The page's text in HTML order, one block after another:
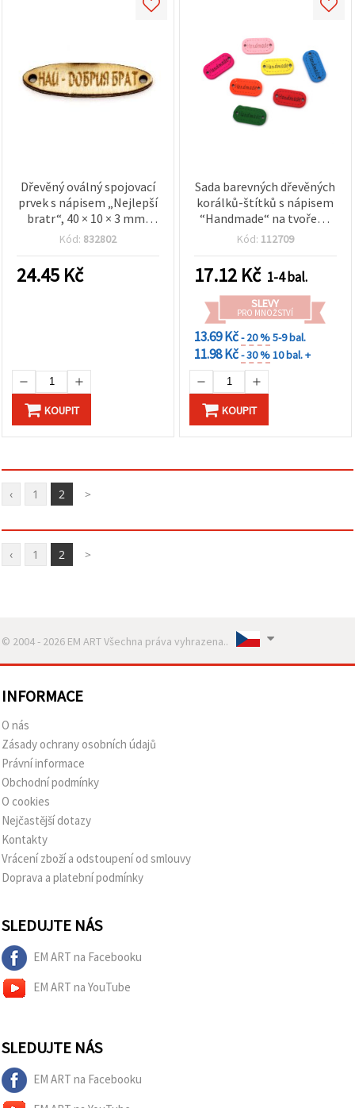
Dřevěný oválný spojovací
prvek s nápisem „Nejlepší
bratr“, 40 × 10 × 3 mm,
otvory Ø 2 mm, 10 ks – na
Kód: 832802
24.45 Kč
KOUPIT
Sada barevných dřevěných
korálků-štítků s nápisem
“Handmade“ na tvoření,
mix barev, 12 x 24 x 2,5
Kód: 112709
17.12 Kč 1-4 bal.
SLEVY
PRO MNOŽSTVÍ
13.69 Kč- 20 %5-9 bal.
11.98 Kč- 30 %10 bal. +
KOUPIT
‹ 1 2 >
‹ 1 2 >
© 2004 - 2026 EM ART Všechna práva vyhrazena..
INFORMACE
O nás
Zásady ochrany osobních údajů
Právní informace
Obchodní podmínky
O cookies
Nejčastější dotazy
Kontakty
Vrácení zboží a odstoupení od smlouvy
Doprava a platební podmínky
SLEDUJTE NÁS
EM ART na Facebooku
EM ART na YouTube
SLEDUJTE NÁS
EM ART na Facebooku